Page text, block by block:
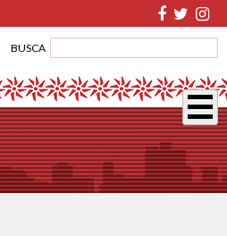
ASSOCIE-SE
GUIA DE
BUSCA